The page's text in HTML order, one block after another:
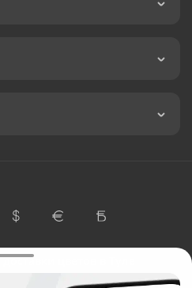
цветов в Туле